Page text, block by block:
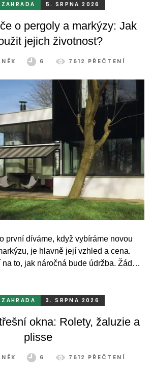
5. SRPNA 2026
o pergoly a markýzy: Jak
jejich životnost?
6 7612 PŘEČTENÍ
první díváme, když vybíráme novou
je hlavně její vzhled a cena.
to, jak náročná bude údržba. Žádný
a pylu, což se na něm dříve či
3. SRPNA 2026
okna: Rolety, žaluzie a
plisse
6 7612 PŘEČTENÍ